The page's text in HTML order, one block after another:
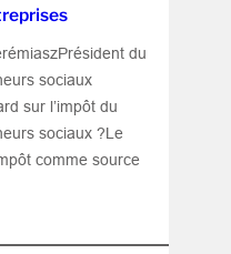
du
sociaux
sur l’impôt du
sociaux ?Le
comme source